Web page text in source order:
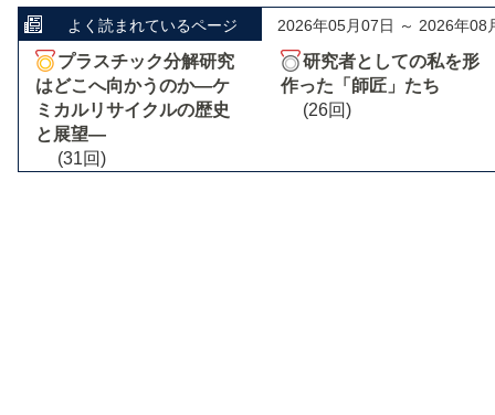
よく読まれているページ 2026年05月07日 ～ 2026年08
プラスチック分解研究
はどこへ向かうのか―ケ
ミカルリサイクルの歴史
と展望―
(31回)
研究者としての私を形
作った「師匠」たち
(26回)